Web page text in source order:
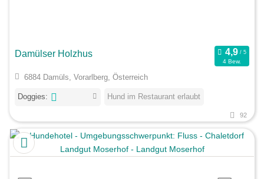
Damülser Holzhus
4 Bew.
6884 Damüls, Vorarlberg, Österreich
Doggies: Hund im Restaurant erlaubt
92